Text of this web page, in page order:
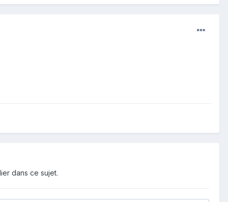
dans ce sujet.